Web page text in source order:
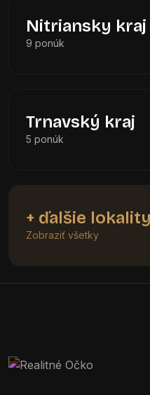
Nitriansky kraj
9 ponúk
Trnavský kraj
5 ponúk
+ ďalšie lokality
Zobraziť všetky